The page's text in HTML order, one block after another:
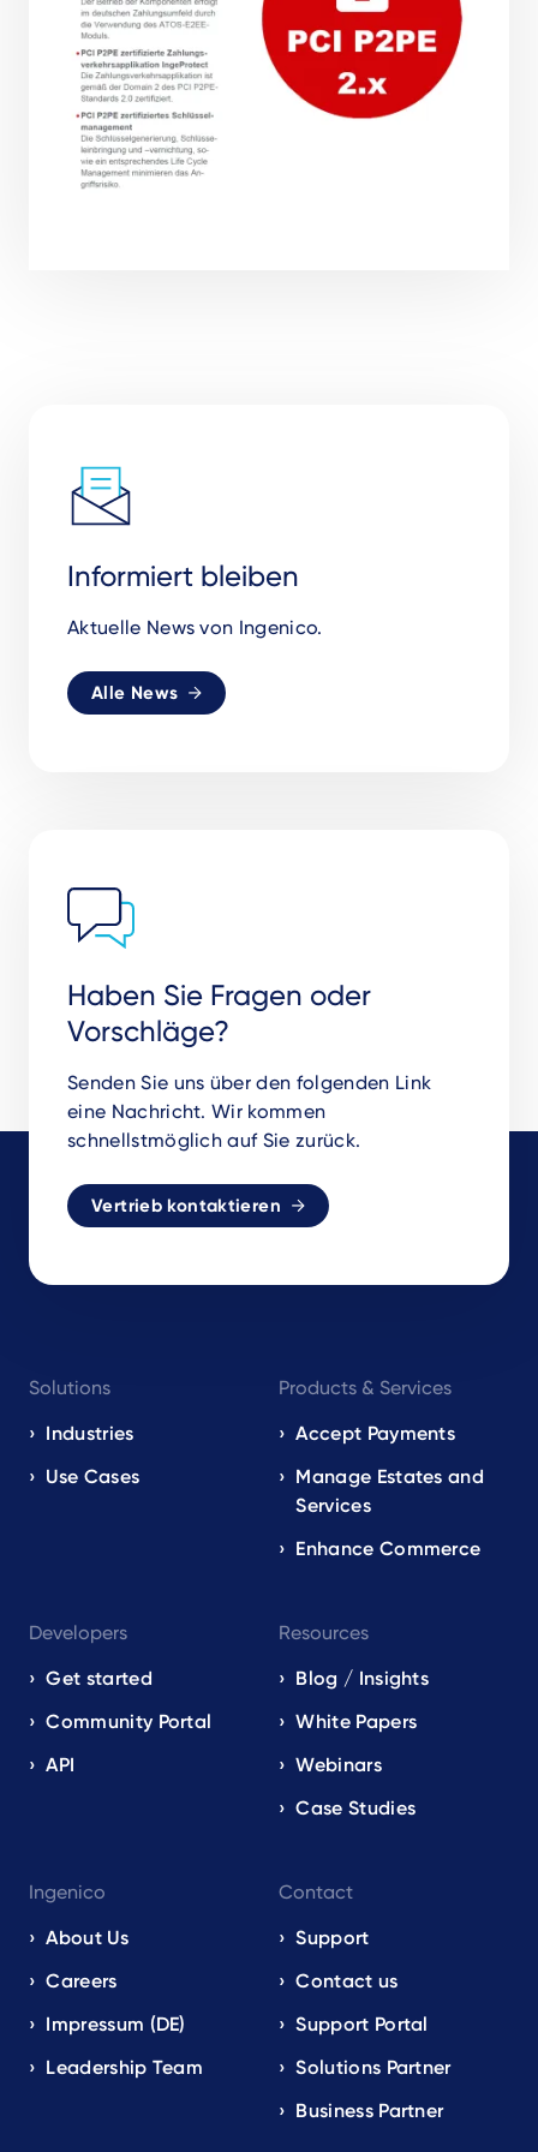
Informiert bleiben
Aktuelle News von Ingenico.
Alle News
Haben Sie Fragen oder
Vorschläge?
Senden Sie uns über den folgenden Link
eine Nachricht. Wir kommen
schnellstmöglich auf Sie zurück.
Vertrieb kontaktieren
navigation
EN
Solutions
Industries
Use Cases
Products & Services
Accept Payments
Manage Estates and
Services
Enhance Commerce
Developers
Get started
Community Portal
API
Resources
Blog / Insights
White Papers
Webinars
Case Studies
Ingenico
About Us
Careers
Impressum (DE)
Leadership Team
Contact
Support
Contact us
Support Portal
Solutions Partner
Business Partner